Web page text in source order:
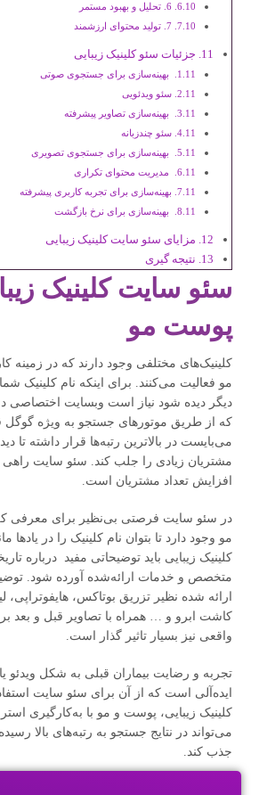
6. تحلیل و بهبود مستمر
7. تولید محتوای ارزشمند
جزئیات سئو کلینیک زیبایی
بهینه‌سازی برای جستجوی صوتی
سئو ویدئویی
بهینه‌سازی تصاویر پیشرفته
سئو چندزبانه
بهینه‌سازی برای جستجوی تصویری
مدیریت محتوای تکراری
بهینه‌سازی برای تجربه کاربری پیشرفته
بهینه‌سازی برای نرخ بازگشت
مزایای سئو سایت کلینیک زیبایی
نتیجه گیری
سئو سایت کلینیک
پوست مو
کلینیک‌های مختلفی وجود دارند که در زمینه
مو فعالیت می‌کنند. برای اینکه نام کلینیک
دیگر دیده شود نیاز است وبسایت اختصاصی
که از طریق موتورهای جستجو به ویژه
می‌بایست در بالاترین رتبه‌ها قرار داشته تا
مشتریان زیادی را جلب کند. سئو سایت
افزایش تعداد مشتریان است.
در سئو سایت فرصتی بی‌‌نظیر برای معرفی
مو وجود دارد تا بتوان نام کلینیک را در یادها
کلینیک زیبایی باید توضیحاتی مفید درباره
متخصص و خدمات ارائه‌شده آورده شود.
ارائه شده نظیر تزریق بوتاکس، هایفوتراپی،
کاشت ابرو و … همراه با تصاویر قبل و بعد
واقعی نیز بسیار تاثیر گذار است.
تجربه و رضایت بیماران قبلی به شکل ویدئو یا
ایده‌آلی است که از آن برای سئو سایت
کلینیک زیبایی، پوست و مو با به‌کارگیری
می‌تواند در نتایج جستجو به رتبه‌های بالا
جذب کند.